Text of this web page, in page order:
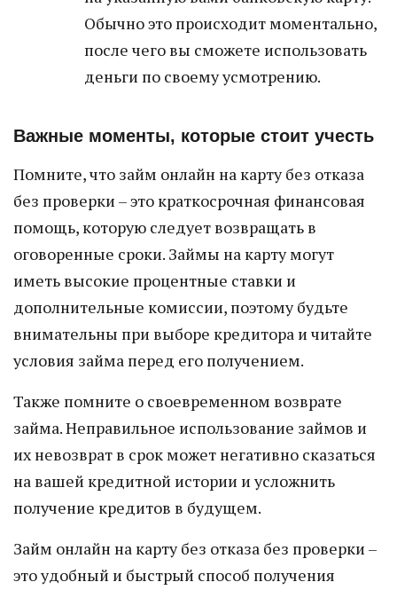
Обычно это происходит моментально,
после чего вы сможете использовать
деньги по своему усмотрению.
Важные моменты, которые стоит учесть
Помните, что займ онлайн на карту без отказа
без проверки – это краткосрочная финансовая
помощь, которую следует возвращать в
оговоренные сроки. Займы на карту могут
иметь высокие процентные ставки и
дополнительные комиссии, поэтому будьте
внимательны при выборе кредитора и читайте
условия займа перед его получением.
Также помните о своевременном возврате
займа. Неправильное использование займов и
их невозврат в срок может негативно сказаться
на вашей кредитной истории и усложнить
получение кредитов в будущем.
Займ онлайн на карту без отказа без проверки –
это удобный и быстрый способ получения